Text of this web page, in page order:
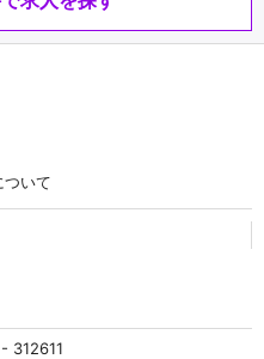
いて
312611